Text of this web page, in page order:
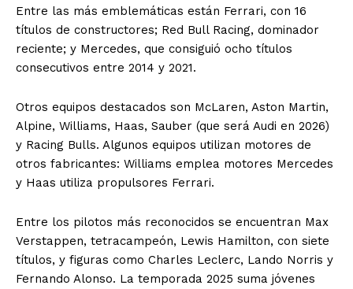
Entre las más emblemáticas están Ferrari, con 16
títulos de constructores; Red Bull Racing, dominador
reciente; y Mercedes, que consiguió ocho títulos
consecutivos entre 2014 y 2021.
Otros equipos destacados son McLaren, Aston Martin,
Alpine, Williams, Haas, Sauber (que será Audi en 2026)
y Racing Bulls. Algunos equipos utilizan motores de
otros fabricantes: Williams emplea motores Mercedes
y Haas utiliza propulsores Ferrari.
Entre los pilotos más reconocidos se encuentran Max
Verstappen, tetracampeón, Lewis Hamilton, con siete
títulos, y figuras como Charles Leclerc, Lando Norris y
Fernando Alonso. La temporada 2025 suma jóvenes